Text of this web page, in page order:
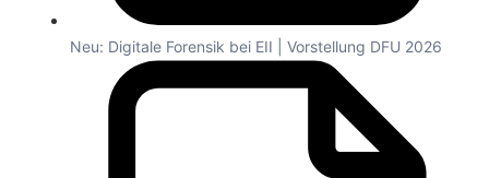
Neu: Digitale Forensik bei EII | Vorstellung DFU 2026